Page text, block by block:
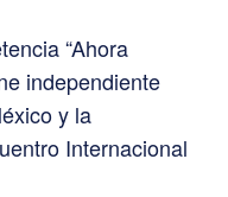
“Ahora
independiente
y la
Internacional